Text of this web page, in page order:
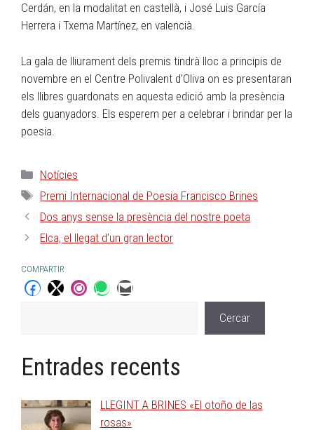
Cerdán, en la modalitat en castellà, i José Luis García
Herrera i Txema Martínez, en valencià.
La gala de lliurament dels premis tindrà lloc a principis de
novembre en el Centre Polivalent d’Oliva on es presentaran
els llibres guardonats en aquesta edició amb la presència
dels guanyadors. Els esperem per a celebrar i brindar per la
poesia.
Notícies
Premi Internacional de Poesia Francisco Brines
Dos anys sense la presència del nostre poeta
Elca, el llegat d’un gran lector
COMPARTIR
Cercar
Entrades recents
LLEGINT A BRINES «El otoño de las
rosas»